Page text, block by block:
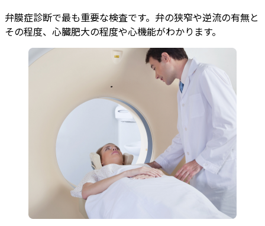
弁膜症診断で最も重要な検査です。弁の狭窄や逆流の有無と
その程度、心臓肥大の程度や心機能がわかります。